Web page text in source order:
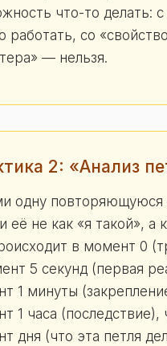
что-то делать:
работать, со
— нельзя.
2: «Анализ
одну повторяющуюся
её не как «я такой», а
в момент 0
5 секунд (первая
1 минуты
1 часа (последствие),
дня (что эта петля